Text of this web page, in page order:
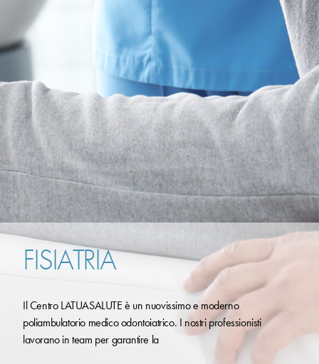
FISIATRIA
Il Centro LATUASALUTE è un nuovissimo e moderno
poliambulatorio medico odontoiatrico. I nostri professionisti
lavorano in team per garantire la